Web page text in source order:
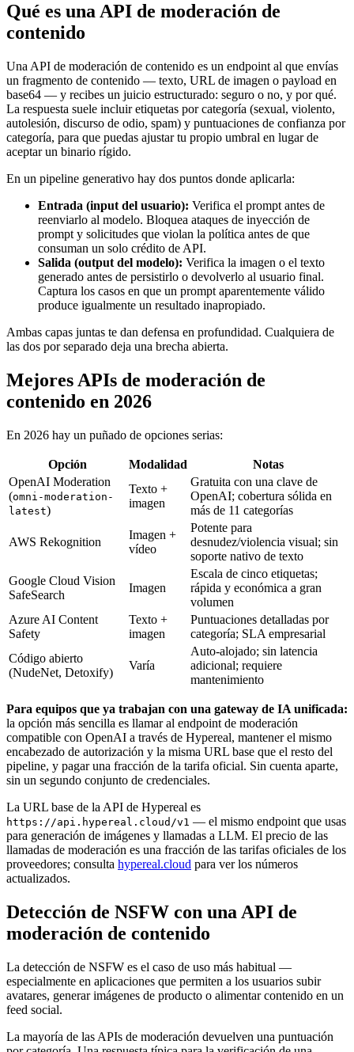
Qué es una API de moderación de
contenido
Una API de moderación de contenido es un endpoint al que envías
un fragmento de contenido — texto, URL de imagen o payload en
base64 — y recibes un juicio estructurado: seguro o no, y por qué.
La respuesta suele incluir etiquetas por categoría (sexual, violento,
autolesión, discurso de odio, spam) y puntuaciones de confianza por
categoría, para que puedas ajustar tu propio umbral en lugar de
aceptar un binario rígido.
En un pipeline generativo hay dos puntos donde aplicarla:
Entrada (input del usuario): Verifica el prompt antes de
reenviarlo al modelo. Bloquea ataques de inyección de
prompt y solicitudes que violan la política antes de que
consuman un solo crédito de API.
Salida (output del modelo): Verifica la imagen o el texto
generado antes de persistirlo o devolverlo al usuario final.
Captura los casos en que un prompt aparentemente válido
produce igualmente un resultado inapropiado.
Ambas capas juntas te dan defensa en profundidad. Cualquiera de
las dos por separado deja una brecha abierta.
Mejores APIs de moderación de
contenido en 2026
En 2026 hay un puñado de opciones serias:
Opción Modalidad
Notas
OpenAI Moderation
(omni-moderation-
latest)
Texto +
imagen
Gratuita con una clave de
OpenAI; cobertura sólida en
más de 11 categorías
AWS Rekognition
Imagen +
vídeo
Potente para
desnudez/violencia visual; sin
soporte nativo de texto
Google Cloud Vision
SafeSearch
Imagen
Escala de cinco etiquetas;
rápida y económica a gran
volumen
Azure AI Content
Safety
Texto +
imagen
Puntuaciones detalladas por
categoría; SLA empresarial
Código abierto
(NudeNet, Detoxify)
Varía
Auto-alojado; sin latencia
adicional; requiere
mantenimiento
Para equipos que ya trabajan con una gateway de IA unificada:
la opción más sencilla es llamar al endpoint de moderación
compatible con OpenAI a través de Hypereal, mantener el mismo
encabezado de autorización y la misma URL base que el resto del
pipeline, y pagar una fracción de la tarifa oficial. Sin cuenta aparte,
sin un segundo conjunto de credenciales.
La URL base de la API de Hypereal es
https://api.hypereal.cloud/v1 — el mismo endpoint que usas
para generación de imágenes y llamadas a LLM. El precio de las
llamadas de moderación es una fracción de las tarifas oficiales de los
proveedores; consulta hypereal.cloud para ver los números
actualizados.
Detección de NSFW con una API de
moderación de contenido
La detección de NSFW es el caso de uso más habitual —
especialmente en aplicaciones que permiten a los usuarios subir
avatares, generar imágenes de producto o alimentar contenido en un
feed social.
La mayoría de las APIs de moderación devuelven una puntuación